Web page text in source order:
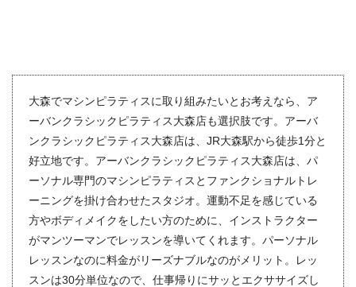
大森でマシンピラティスに取り組みたいとお考えなら、ア
ーバンクラシックピラティス大森店も選択肢です。アーバ
ンクラシックピラティス大森店は、JR大森駅から徒歩1分と
好立地です。アーバンクラシックピラティス大森店は、パ
ーソナル専門のマシンピラティスとファンクショナルトレ
ーニングを掛け合わせたスタジオ。運動不足を感じている
方やボディメイクをしたい方のために、インストラクター
がマンツーマンでレッスンを導いてくれます。パーソナル
レッスンなのに料金がリーズナブルなのがメリット。レッ
スンは30分単位なので、仕事帰りにサッとエクササイズし